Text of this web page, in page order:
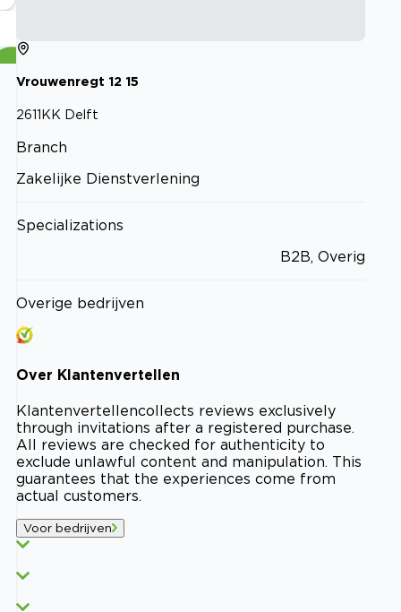
Vrouwenregt 12 15
2611KK Delft
Branch
Zakelijke Dienstverlening
Specializations
B2B, Overig
Overige bedrijven
Over Klantenvertellen
Klantenvertellencollects reviews exclusively
through invitations after a registered purchase.
All reviews are checked for authenticity to
exclude unlawful content and manipulation. This
guarantees that the experiences come from
actual customers.
Voor bedrijven